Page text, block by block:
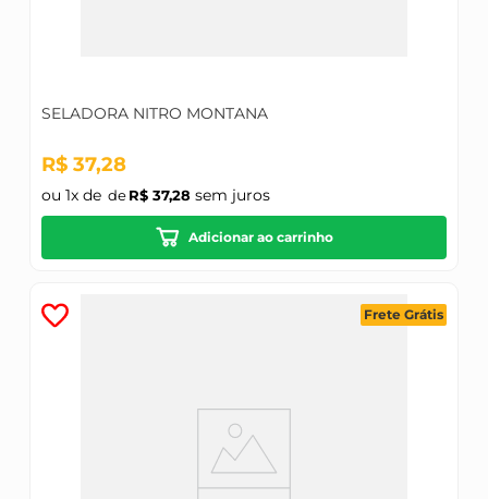
SELADORA NITRO MONTANA
R$ 37,28
ou 1x de R$ 37,28 sem juros
Adicionar ao carrinho
Frete Grátis